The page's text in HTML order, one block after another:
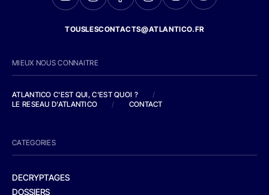
TOUSLESCONTACTS@ATLANTICO.FR
MIEUX NOUS CONNAITRE
ATLANTICO C'EST QUI, C'EST QUOI ?
/
LE RESEAU D'ATLANTICO
/ CONTACT
CATEGORIES
DECRYPTAGES
DOSSIERS